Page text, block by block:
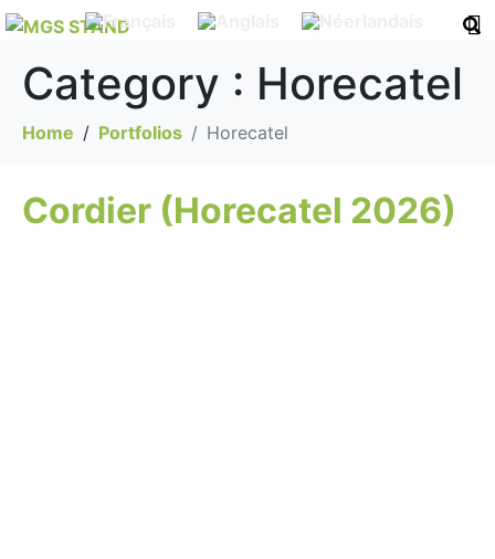
Category : Horecatel
Home Portfolios Horecatel
Cordier (Horecatel 2026)